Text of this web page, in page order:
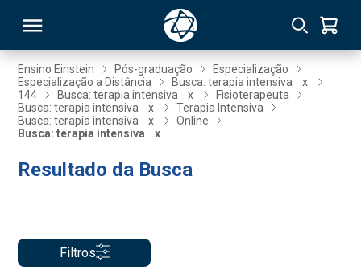
Ensino Einstein Pós-graduação
Especialização
Especialização a Distância
Busca: terapia intensiva
x
144
Busca: terapia intensiva x
Fisioterapeuta
Busca: terapia intensiva
x
Terapia Intensiva
Busca: terapia intensiva
x
Online
Busca: terapia intensiva
x
Resultado da Busca
Filtros